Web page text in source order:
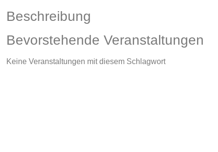
Beschreibung
Bevorstehende Veranstaltungen
Keine Veranstaltungen mit diesem Schlagwort